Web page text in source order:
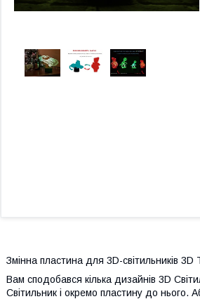
Змінна пластина для 3D-світильників 3D
Вам сподобався кілька дизайнів 3D
Світильник і окремо пластину до нього.